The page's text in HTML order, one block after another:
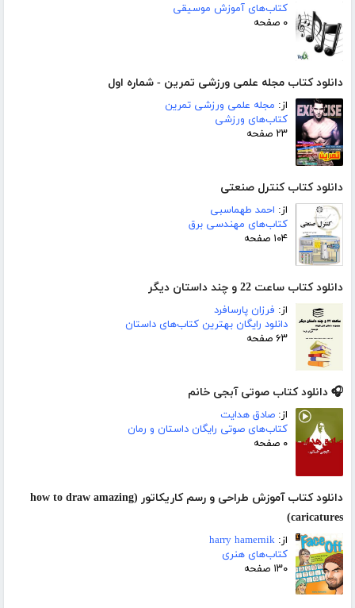
کتاب‌های آموزش موسیقی
۰ صفحه
دانلود کتاب مجله علمی ورزشی تمرین - شماره اول
از: مجله علمی ورزشی تمرین
کتاب‌های ورزشی
۲۳ صفحه
دانلود کتاب کنترل صنعتی
از: احمد طهماسبی
کتاب‌های مهندسی برق
۱۰۴ صفحه
دانلود کتاب ساعت 22 و چند داستان دیگر
از: فرزان پارسافرد
دانلود رایگان بهترین کتاب‌های داستان
۶۳ صفحه
🎧 دانلود کتاب صوتی آبجی خانم
از: صادق هدایت
کتاب‌های صوتی رایگان داستان و رمان
۰ صفحه
دانلود کتاب آموزش طراحی و رسم کاریکاتور (how to draw amazing
caricatures)
از: harry hamernik
کتاب‌های هنری
۱۳۰ صفحه